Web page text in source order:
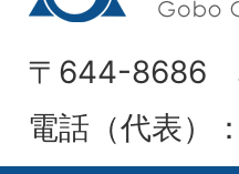
〒644-8686
電話（代表）：